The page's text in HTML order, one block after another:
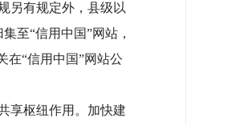
另有规定外，县级以
至“信用中国”网站，
在“信用中国”网站公
享枢纽作用。加快建